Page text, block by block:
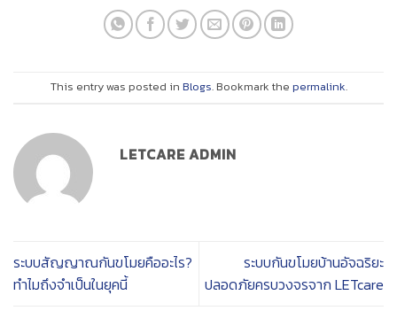
This entry was posted in Blogs. Bookmark the permalink.
LETCARE ADMIN
ระบบสัญญาณกันขโมยคืออะไร?
ทำไมถึงจำเป็นในยุคนี้
ระบบกันขโมยบ้านอัจฉริยะ
ปลอดภัยครบวงจรจาก LETcare